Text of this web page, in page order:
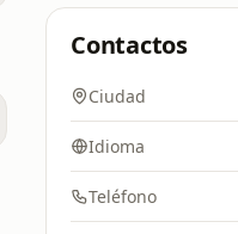
Contactos
Ciudad
Idioma
Teléfono